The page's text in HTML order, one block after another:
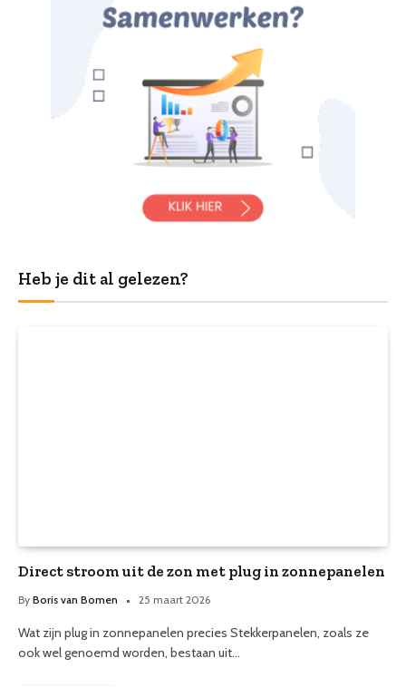
Heb je dit al gelezen?
Direct stroom uit de zon met plug in zonnepanelen
By Boris van Bomen 25 maart 2026
Wat zijn plug in zonnepanelen precies Stekkerpanelen, zoals ze
ook wel genoemd worden, bestaan uit…